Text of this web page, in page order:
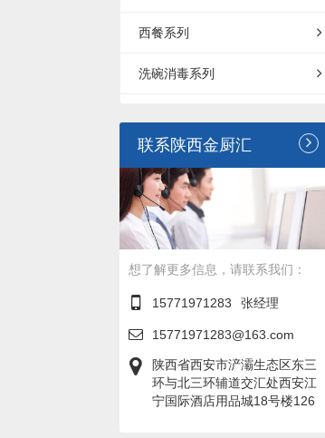
西餐系列
洗碗消毒系列
联系陕西金厨汇
想了解更多信息，请联系我们：
15771971283 张经理
15771971283@163.com
陕西省西安市浐灞生态区东三
环与北三环辅道交汇处西安江
宁国际酒店用品城18号楼126